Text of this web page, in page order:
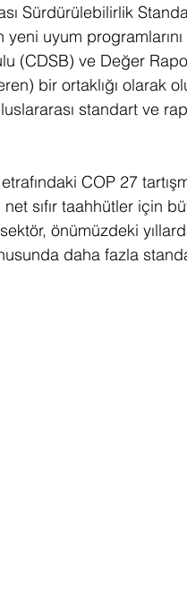
Sürdürülebilirlik
uyum
(CDSB) ve Değer
bir ortaklığı olarak
standart ve
COP 27
sıfır taahhütler için
önümüzdeki
daha fazla